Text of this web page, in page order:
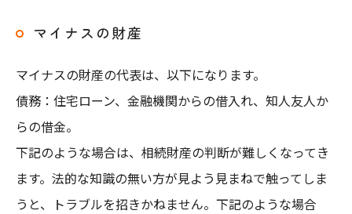
マイナスの財産
マイナスの財産の代表は、以下になります。
債務：住宅ローン、金融機関からの借入れ、知人友人か
らの借金。
下記のような場合は、相続財産の判断が難しくなってき
ます。法的な知識の無い方が見よう見まねで触ってしま
うと、トラブルを招きかねません。下記のような場合